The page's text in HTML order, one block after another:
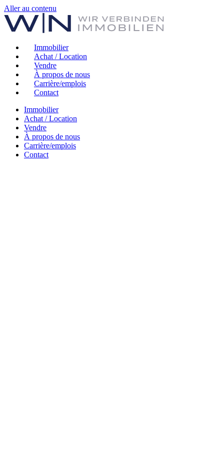
Aller au contenu
Immobilier
Achat / Location
Vendre
À propos de nous
Carrière/emplois
Contact
Immobilier
Achat / Location
Vendre
À propos de nous
Carrière/emplois
Contact